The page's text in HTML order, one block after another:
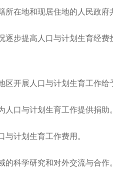
地和现居住地的人民政府
步提高人口与计划生育经费
开展人口与计划生育工作给
口与计划生育工作提供捐助。
计划生育工作费用。
科学研究和对外交流与合作。